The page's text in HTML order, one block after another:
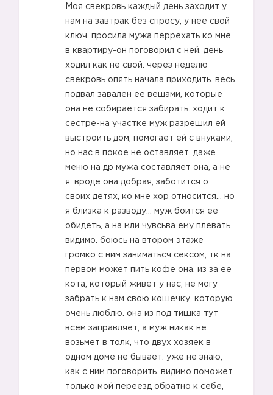
Моя свекровь каждый день заходит у
нам на завтрак без спросу, у нее свой
ключ. просила мужа перрехать ко мне
в квартиру-он поговорил с ней. день
ходил как не свой. через неделю
свекровь опять начала приходить. весь
подвал завален ее вещами, которые
она не собирается забирать. ходит к
сестре-на участке муж разрешил ей
выстроить дом, помогает ей с внуками,
но нас в покое не оставляет. даже
меню на др мужа составляет она, а не
я. вроде она добрая, заботится о
своих детях, ко мне хор относится… но
я близка к разводу… муж боится ее
обидеть, а на мли чувсьва ему плевать
видимо. боюсь на втором этаже
громко с ним заниматьсч сексом, тк на
первом может пить кофе она. из за ее
кота, который живет у нас, не могу
забрать к нам свою кошечку, которую
очень люблю. она из под тишка тут
всем заправляет, а муж никак не
возьмет в толк, что двух хозяек в
одном доме не бывает. уже не знаю,
как с ним поговорить. видимо поможет
только мой переезд обратно к себе,